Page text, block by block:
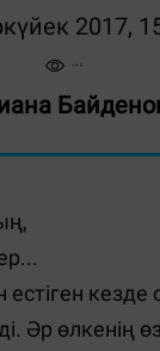
2017,
естіген кезде
Әр өлкенің